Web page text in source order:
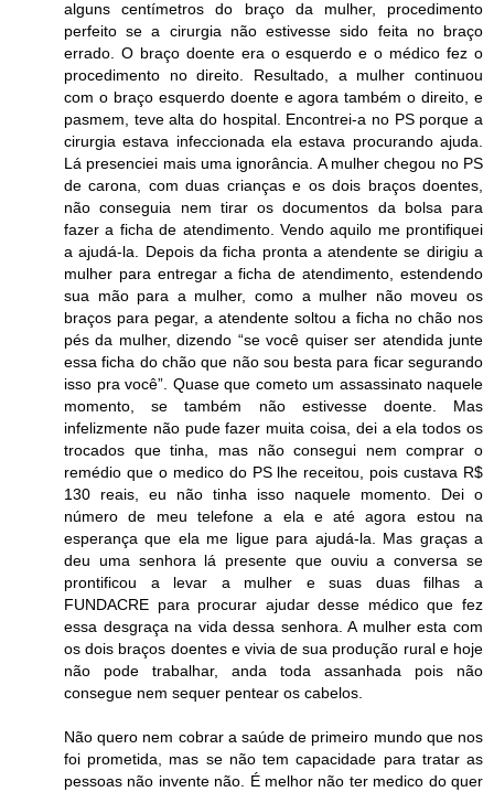
alguns centímetros do braço da mulher, procedimento
perfeito se a cirurgia não estivesse sido feita no braço
errado. O braço doente era o esquerdo e o médico fez o
procedimento no direito. Resultado, a mulher continuou
com o braço esquerdo doente e agora também o direito, e
pasmem, teve alta do hospital. Encontrei-a no PS porque a
cirurgia estava infeccionada ela estava procurando ajuda.
Lá presenciei mais uma ignorância. A mulher chegou no PS
de carona, com duas crianças e os dois braços doentes,
não conseguia nem tirar os documentos da bolsa para
fazer a ficha de atendimento. Vendo aquilo me prontifiquei
a ajudá-la. Depois da ficha pronta a atendente se dirigiu a
mulher para entregar a ficha de atendimento, estendendo
sua mão para a mulher, como a mulher não moveu os
braços para pegar, a atendente soltou a ficha no chão nos
pés da mulher, dizendo “se você quiser ser atendida junte
essa ficha do chão que não sou besta para ficar segurando
isso pra você”. Quase que cometo um assassinato naquele
momento, se também não estivesse doente. Mas
infelizmente não pude fazer muita coisa, dei a ela todos os
trocados que tinha, mas não consegui nem comprar o
remédio que o medico do PS lhe receitou, pois custava R$
130 reais, eu não tinha isso naquele momento. Dei o
número de meu telefone a ela e até agora estou na
esperança que ela me ligue para ajudá-la. Mas graças a
deu uma senhora lá presente que ouviu a conversa se
prontificou a levar a mulher e suas duas filhas a
FUNDACRE para procurar ajudar desse médico que fez
essa desgraça na vida dessa senhora. A mulher esta com
os dois braços doentes e vivia de sua produção rural e hoje
não pode trabalhar, anda toda assanhada pois não
consegue nem sequer pentear os cabelos.
Não quero nem cobrar a saúde de primeiro mundo que nos
foi prometida, mas se não tem capacidade para tratar as
pessoas não invente não. É melhor não ter medico do quer